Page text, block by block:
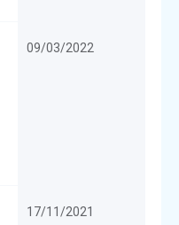
09/03/2022
17/11/2021